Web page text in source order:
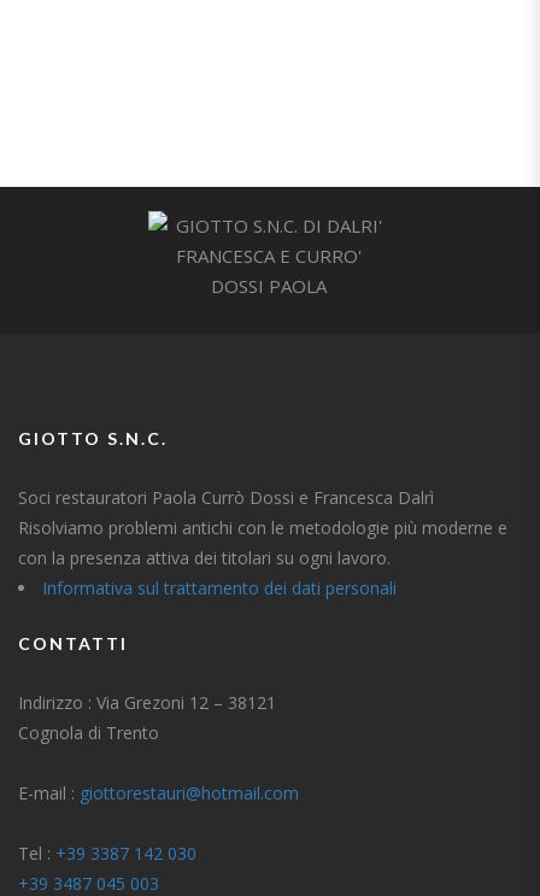
GIOTTO S.N.C.
Soci restauratori Paola Currò Dossi e Francesca Dalrì
Risolviamo problemi antichi con le metodologie più moderne e
con la presenza attiva dei titolari su ogni lavoro.
Informativa sul trattamento dei dati personali
CONTATTI
Indirizzo : Via Grezoni 12 – 38121
Cognola di Trento
E-mail : giottorestauri@hotmail.com
Tel : +39 3387 142 030
+39 3487 045 003